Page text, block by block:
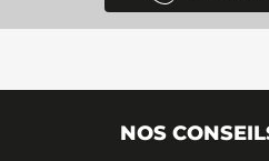
NOS